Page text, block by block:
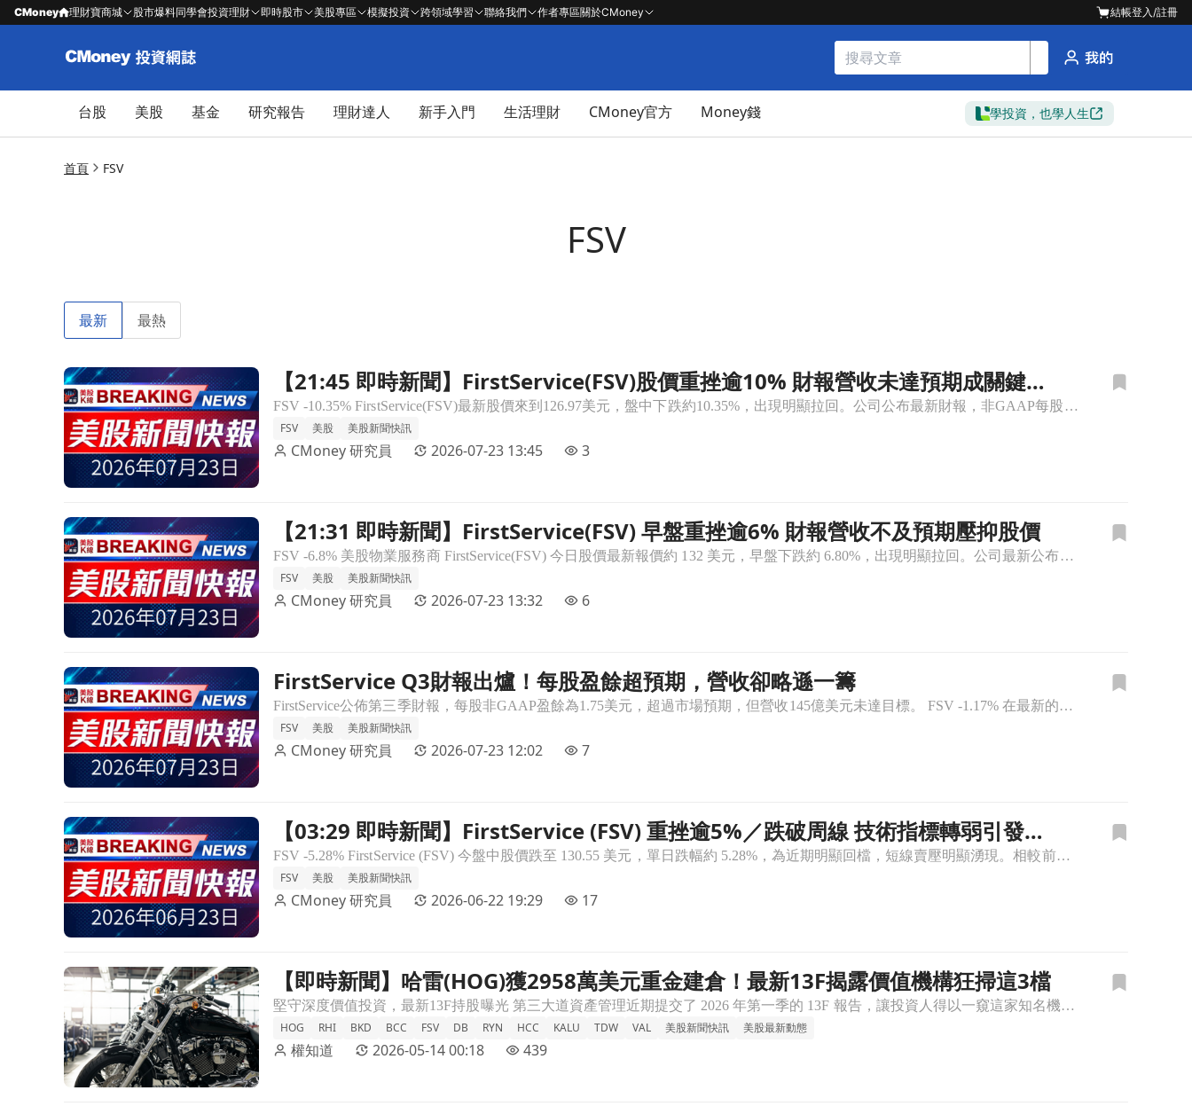
CMoney 理財寶商城 股市爆料同學會投資理財 即時股市 美股專區 模擬投資 跨領域學習 聯絡我們 作者專區關於CMoney 結帳登入/註冊
台股 美股 基金 研究報告 理財達人 新手入門 生活理財 CMoney官方 Money錢 學投資，也學人生
首頁 FSV
FSV
最新 最熱
前往【21:45 即時新聞】FirstService(FSV)股價重挫逾10% 財報營收未達預期成關鍵壓力文章頁
【21:45 即時新聞】FirstService(FSV)股價重挫逾10% 財報營收未達預期成關鍵壓
力
FSV -10.35% FirstService(FSV)最新股價來到126.97美元，盤中下跌約10.35%，出現明顯拉回。公司公布最新財報，非GAAP每股盈餘(EPS)為1.75美元，優於市場預期
FSV
美股 美股新聞快訊
CMoney 研究員 2026-07-23 13:45 3
前往【21:31 即時新聞】FirstService(FSV) 早盤重挫逾6% 財報營收不及預期壓抑股價文章頁
【21:31 即時新聞】FirstService(FSV) 早盤重挫逾6% 財報營收不及預期壓抑股價
FSV -6.8% 美股物業服務商 FirstService(FSV) 今日股價最新報價約 132 美元，早盤下跌約 6.80%，出現明顯拉回。公司最新公布財報顯示，非通用會計準則(Non-GAAP)
FSV
美股 美股新聞快訊
CMoney 研究員 2026-07-23 13:32 6
前往FirstService Q3財報出爐！每股盈餘超預期，營收卻略遜一籌文章頁
FirstService Q3財報出爐！每股盈餘超預期，營收卻略遜一籌
FirstService公佈第三季財報，每股非GAAP盈餘為1.75美元，超過市場預期，但營收145億美元未達目標。 FSV -1.17% 在最新的第三季財報中，FirstService Corpor
FSV
美股 美股新聞快訊
CMoney 研究員 2026-07-23 12:02 7
前往【03:29 即時新聞】FirstService (FSV) 重挫逾5%／跌破周線 技術指標轉弱引發賣壓文章頁
【03:29 即時新聞】FirstService (FSV) 重挫逾5%／跌破周線 技術指標轉弱引發賣
壓
FSV -5.28% FirstService (FSV) 今盤中股價跌至 130.55 美元，單日跌幅約 5.28%，為近期明顯回檔，短線賣壓明顯湧現。相較前幾日股價多在 137~143 美元區間震
FSV
美股 美股新聞快訊
CMoney 研究員 2026-06-22 19:29 17
前往【即時新聞】哈雷(HOG)獲2958萬美元重金建倉！最新13F揭露價值機構狂掃這3檔文章頁
【即時新聞】哈雷(HOG)獲2958萬美元重金建倉！最新13F揭露價值機構狂掃這3檔
堅守深度價值投資，最新13F持股曝光 第三大道資產管理近期提交了 2026 年第一季的 13F 報告，讓投資人得以一窺這家知名機構的最新戰略佈局。該機構由傳奇價值型投資人馬丁·惠特曼創立，在市場上以深
HOG
RHI BKD BCC FSV DB RYN HCC KALU TDW VAL 美股新聞快訊 美股最新動態
權知道 2026-05-14 00:18 439